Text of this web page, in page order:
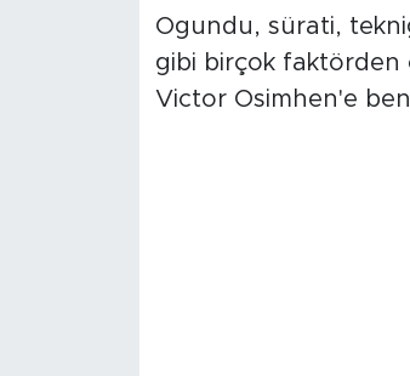
Ogundu, sürati,
gibi birçok faktörden
Victor Osimhen'e